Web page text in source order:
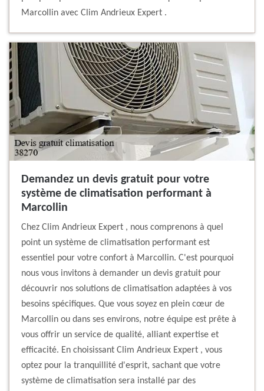
Marcollin avec Clim Andrieux Expert .
Demandez un devis gratuit pour votre
système de climatisation performant à
Marcollin
Chez Clim Andrieux Expert , nous comprenons à quel
point un système de climatisation performant est
essentiel pour votre confort à Marcollin. C'est pourquoi
nous vous invitons à demander un devis gratuit pour
découvrir nos solutions de climatisation adaptées à vos
besoins spécifiques. Que vous soyez en plein cœur de
Marcollin ou dans ses environs, notre équipe est prête à
vous offrir un service de qualité, alliant expertise et
efficacité. En choisissant Clim Andrieux Expert , vous
optez pour la tranquillité d'esprit, sachant que votre
système de climatisation sera installé par des